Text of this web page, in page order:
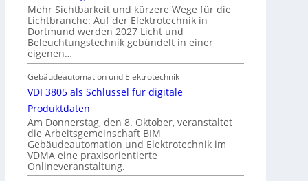
n
d
e
r
I
m
m
b
i
l
i
e
i
p
f
ü
r
a
l
e
U
n
t
e
Mehr Sichtbarkeit und kürzere Wege für die
Lichtbranche: Auf der Elektrotechnik in
Dortmund werden 2027 Licht und
Beleuchtungstechnik gebündelt in einer
eigenen…
Gebäudeautomation und Elektrotechnik
VDI 3805 als Schlüssel für digitale
Produktdaten
Am Donnerstag, den 8. Oktober, veranstaltet
die Arbeitsgemeinschaft BIM
Gebäudeautomation und Elektrotechnik im
VDMA eine praxisorientierte
Onlineveranstaltung.